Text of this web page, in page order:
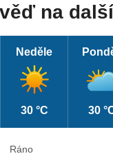
na
Neděle
30 °C 30
Ráno